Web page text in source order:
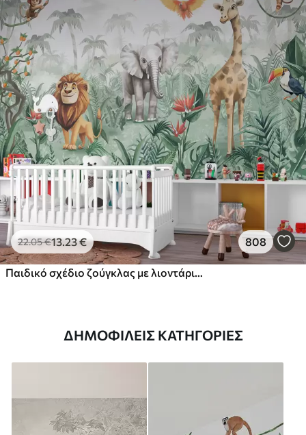
22.05€13.23€ 808
ΔΗΜΟΦΙΛΕΊΣ ΚΑΤΗΓΟΡΊΕΣ